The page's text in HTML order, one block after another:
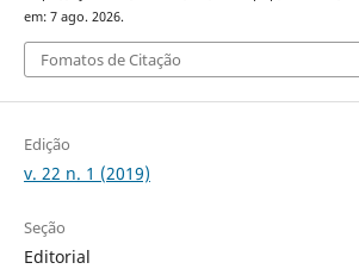
em: 7 ago. 2026.
Fomatos de Citação
Edição
v. 22 n. 1 (2019)
Seção
Editorial